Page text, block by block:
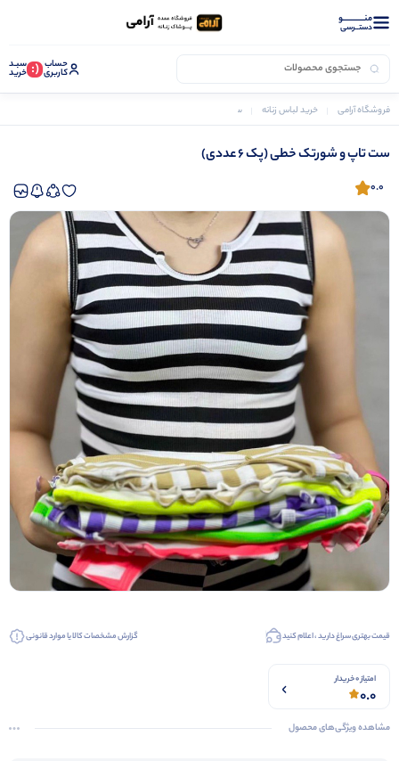
منــــــــــــو
دستــرسی
حساب
کاربری (: سبـد
خرید
فروشگاه آرامی خرید لباس زنانه ست تاپ و شورتک زنانه
ست تاپ و شورتک خطی (پک 6 عددی)
0.0
قیمت بهتری سراغ دارید ، اعلام کنید گزارش مشخصات کالا یا موارد قانونی
امتیاز 0 خریدار
0.0
مشاهده ویژگی‌های محصول